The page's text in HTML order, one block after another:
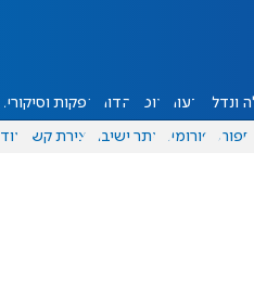
ונדל"ן דעות אוכל יהדות הפקות וסיקורים
ספורט פורומים אתר ישיבה יצירת קשר עוד